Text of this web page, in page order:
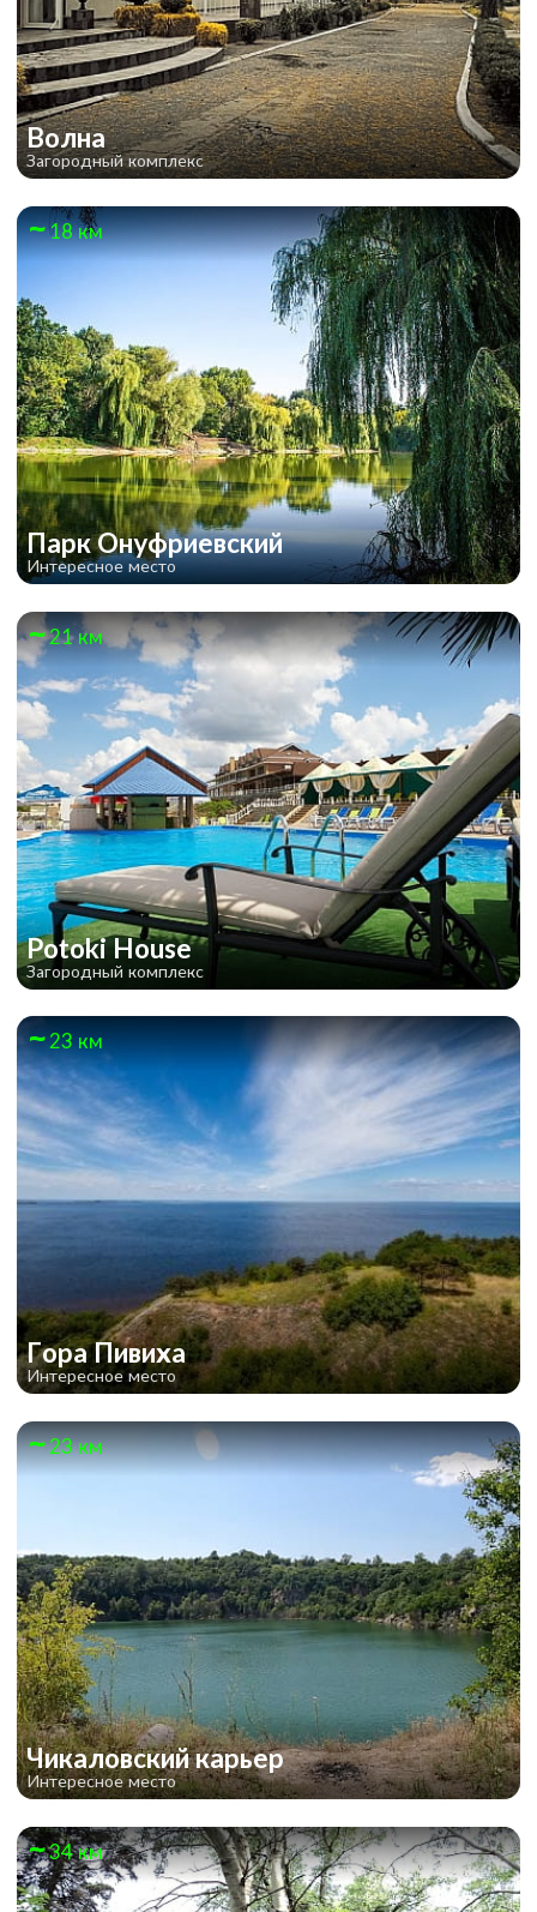
Волна
Загородный комплекс
18 км
Парк Онуфриевский
Интересное место
21 км
Potoki House
Загородный комплекс
23 км
Гора Пивиха
Интересное место
23 км
Чикаловский карьер
Интересное место
34 км